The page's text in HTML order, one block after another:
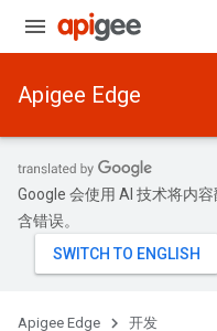
Apigee Edge
Google 会使用 AI 技术将内
含错误。
Apigee Edge 开发